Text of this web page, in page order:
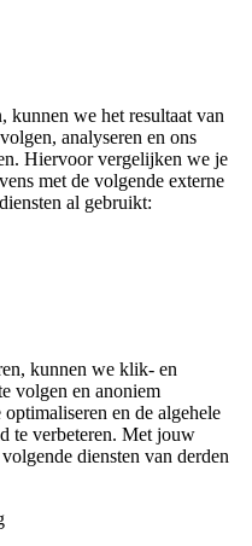
kunnen we het resultaat van
analyseren en ons
Hiervoor vergelijken we je
met de volgende externe
al gebruikt:
kunnen we klik- en
volgen en anoniem
en de algehele
te verbeteren. Met jouw
diensten van derden